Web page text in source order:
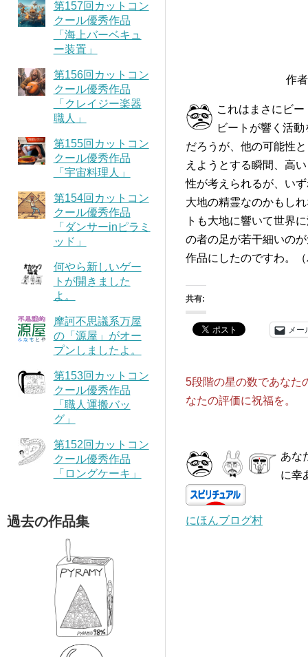
第157回カットコン
クール優秀作品
「海上バーベキュ
ー装置」
第156回カットコン
クール優秀作品
「クレイジー楽器
職人」
第155回カットコン
クール優秀作品
「宇宙料理人」
第154回カットコン
クール優秀作品
「ダンサーinピラミ
ッド」
何やら新しいゲー
トが開きました
よ。
摩訶不思議系万屋
の「源屋」がオー
プンしましたよ。
第153回カットコン
クール優秀作品
「職人運搬バッ
グ」
第152回カットコン
クール優秀作品
「ロングケーキ」
過去の作品集
作
これはまさにビ
ビートが響く活
だろうが、他の可能性
えようとする瞬間、高
性が考えられるが、い
大地の精霊なのかもし
トも大地に響いて世界
の者の足が若干細いの
作品にしたのですわ。
共有:
メー
5段階の星の数であなた
なたの評価に祝福を。
あな
に幸
にほんブログ村